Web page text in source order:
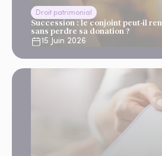
Droit patrimonial
Succession : le conjoint peut-il
sans perdre sa donation ?
15 Juin 2026